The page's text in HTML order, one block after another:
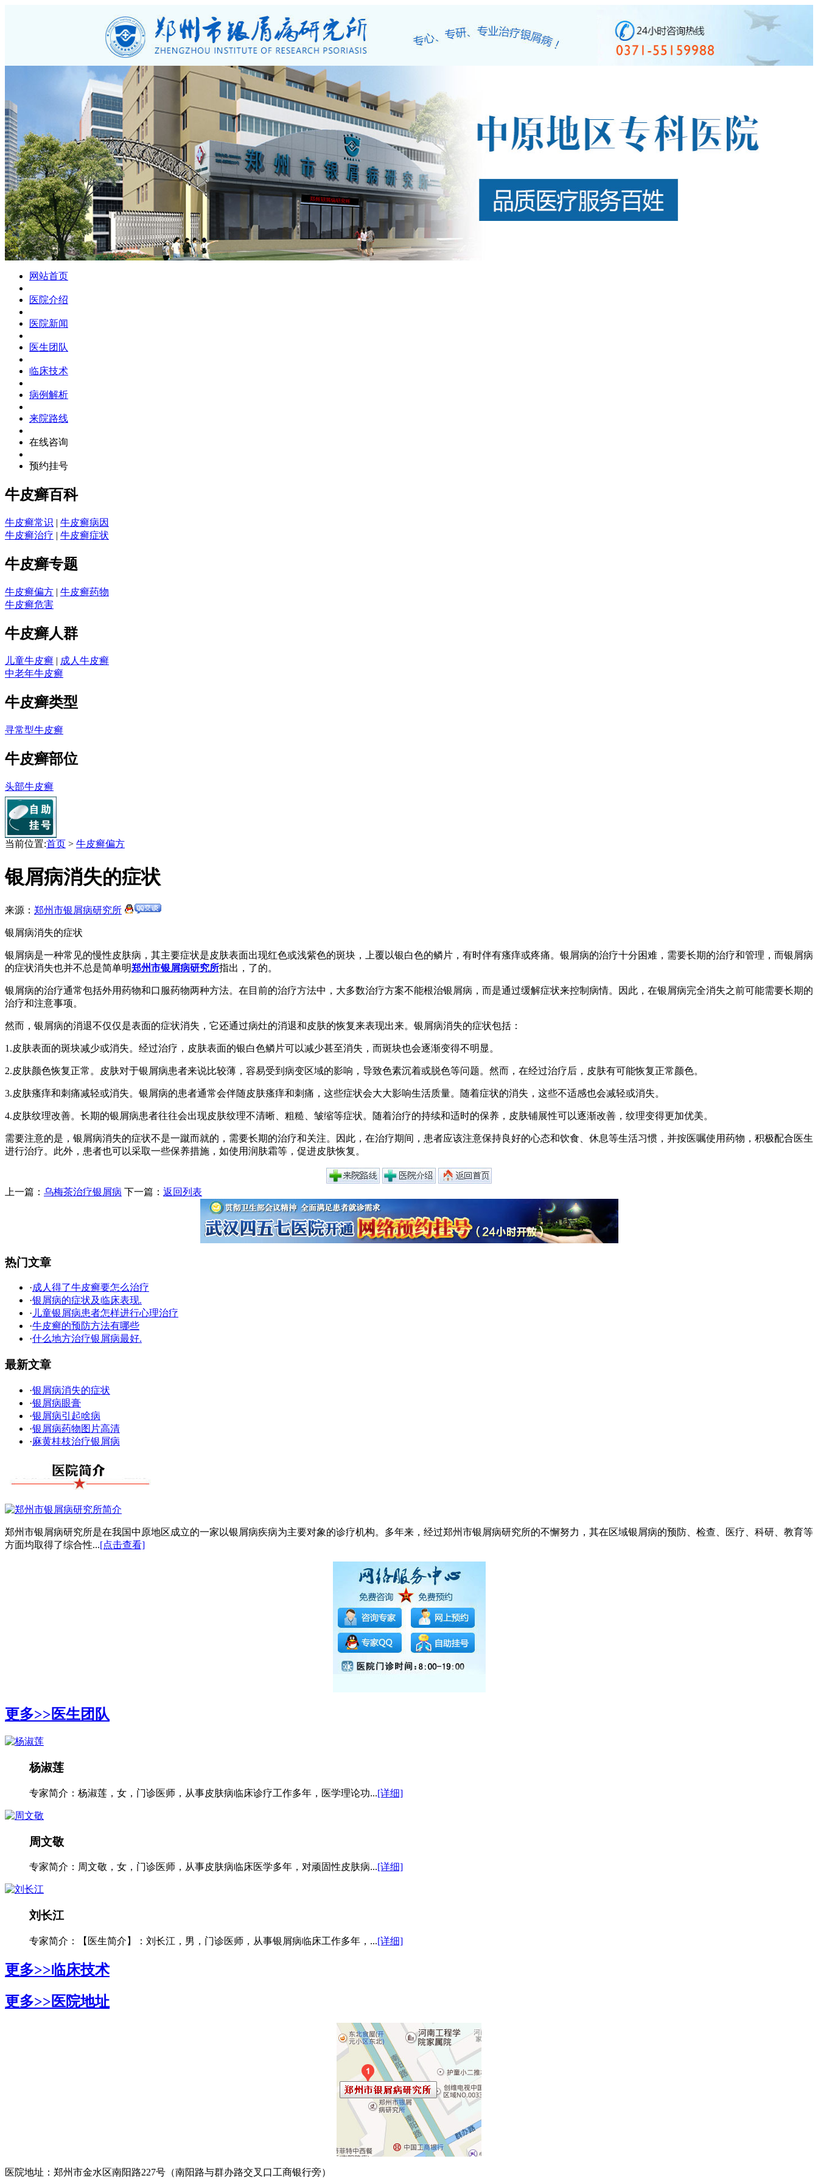
网站首页
医院介绍
医院新闻
医生团队
临床技术
病例解析
来院路线
在线咨询
预约挂号
牛皮癣百科
牛皮癣常识 | 牛皮癣病因
牛皮癣治疗 | 牛皮癣症状
牛皮癣专题
牛皮癣偏方 | 牛皮癣药物
牛皮癣危害
牛皮癣人群
儿童牛皮癣 | 成人牛皮癣
中老年牛皮癣
牛皮癣类型
寻常型牛皮癣
牛皮癣部位
头部牛皮癣
当前位置:首页 > 牛皮癣偏方
银屑病消失的症状
来源： 郑州市银屑病研究所
银屑病消失的症状
银屑病是一种常见的慢性皮肤病，其主要症状是皮肤表面出现红色或浅紫色的斑块，上覆以银白色的鳞片，有时伴有瘙痒或疼痛。银屑病的治疗十分困难，需要长期的治疗和管理，而银屑病
的症状消失也并不总是简单明郑州市银屑病研究所指出，了的。
银屑病的治疗通常包括外用药物和口服药物两种方法。在目前的治疗方法中，大多数治疗方案不能根治银屑病，而是通过缓解症状来控制病情。因此，在银屑病完全消失之前可能需要长期的
治疗和注意事项。
然而，银屑病的消退不仅仅是表面的症状消失，它还通过病灶的消退和皮肤的恢复来表现出来。银屑病消失的症状包括：
1.皮肤表面的斑块减少或消失。经过治疗，皮肤表面的银白色鳞片可以减少甚至消失，而斑块也会逐渐变得不明显。
2.皮肤颜色恢复正常。皮肤对于银屑病患者来说比较薄，容易受到病变区域的影响，导致色素沉着或脱色等问题。然而，在经过治疗后，皮肤有可能恢复正常颜色。
3.皮肤瘙痒和刺痛减轻或消失。银屑病的患者通常会伴随皮肤瘙痒和刺痛，这些症状会大大影响生活质量。随着症状的消失，这些不适感也会减轻或消失。
4.皮肤纹理改善。长期的银屑病患者往往会出现皮肤纹理不清晰、粗糙、皱缩等症状。随着治疗的持续和适时的保养，皮肤铺展性可以逐渐改善，纹理变得更加优美。
需要注意的是，银屑病消失的症状不是一蹴而就的，需要长期的治疗和关注。因此，在治疗期间，患者应该注意保持良好的心态和饮食、休息等生活习惯，并按医嘱使用药物，积极配合医生
进行治疗。此外，患者也可以采取一些保养措施，如使用润肤霜等，促进皮肤恢复。
上一篇： 乌梅茶治疗银屑病 下一篇： 返回列表
热门文章
·成人得了牛皮癣要怎么治疗
·银屑病的症状及临床表现.
· 儿童银屑病患者怎样进行心理治疗
·牛皮癣的预防方法有哪些
·什么地方治疗银屑病最好.
最新文章
·银屑病消失的症状
·银屑病眼膏
·银屑病引起啥病
·银屑病药物图片高清
·麻黄桂枝治疗银屑病
郑州市银屑病研究所是在我国中原地区成立的一家以银屑病疾病为主要对象的诊疗机构。多年来，经过郑州市银屑病研究所的不懈努力，其在区域银屑病的预防、检查、医疗、科研、教育等
方面均取得了综合性...[点击查看]
更多>>医生团队
杨淑莲
专家简介：杨淑莲，女，门诊医师，从事皮肤病临床诊疗工作多年，医学理论功...[详细]
周文敬
专家简介：周文敬，女，门诊医师，从事皮肤病临床医学多年，对顽固性皮肤病...[详细]
刘长江
专家简介：【医生简介】：刘长江，男，门诊医师，从事银屑病临床工作多年，...[详细]
更多>>临床技术
更多>>医院地址
医院地址：郑州市金水区南阳路227号（南阳路与群办路交叉口工商银行旁）